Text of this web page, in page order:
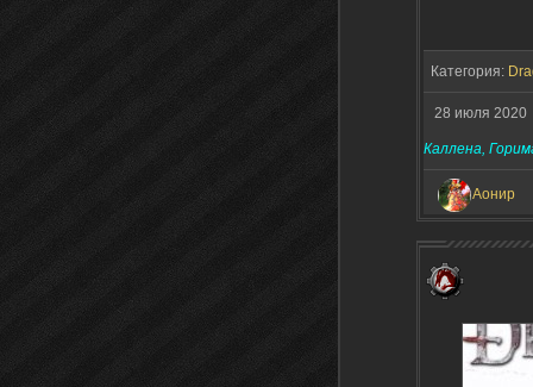
Категория:
28 июля 2020
Каллена,
Аонир